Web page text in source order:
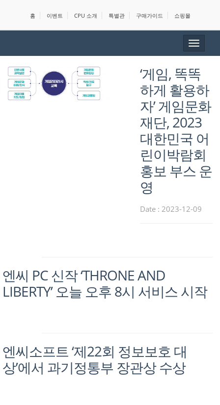
홈 이벤트 CPU 소개 특별관 구매가이드 쇼핑몰
Toggle
‘게임, 똑똑
하게 활용하
자’ 게임문화
재단, 2023
대한민국 어
린이박람회
홍보 부스 운
영
Date : 2023-12-09
엔씨 PC 신작 ‘THRONE AND
LIBERTY’ 오늘 오후 8시 서비스 시작
엔씨소프트 ‘제22회 정보보호 대
상’에서 과기정통부 장관상 수상